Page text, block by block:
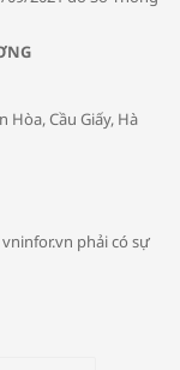
tránh bệnh
thời tiết giao mùa
em
Hòa, Cầu Giấy, Hà
phải có sự